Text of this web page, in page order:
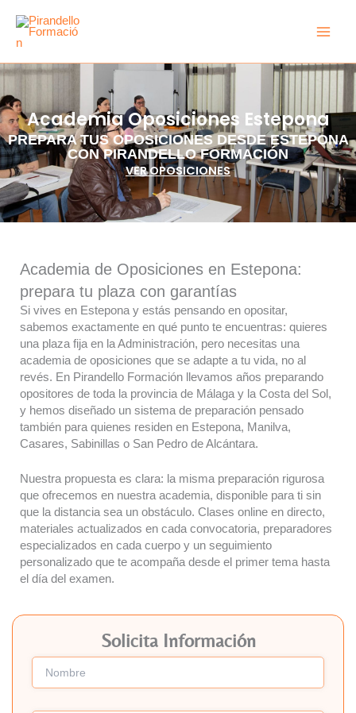
contenido
Academia Oposiciones Estepona
PREPARA TUS OPOSICIONES DESDE ESTEPONA
CON PIRANDELLO FORMACIÓN
VER OPOSICIONES
Academia de Oposiciones en Estepona:
prepara tu plaza con garantías
Si vives en Estepona y estás pensando en opositar,
sabemos exactamente en qué punto te encuentras: quieres
una plaza fija en la Administración, pero necesitas una
academia de oposiciones que se adapte a tu vida, no al
revés. En Pirandello Formación llevamos años preparando
opositores de toda la provincia de Málaga y la Costa del Sol,
y hemos diseñado un sistema de preparación pensado
también para quienes residen en Estepona, Manilva,
Casares, Sabinillas o San Pedro de Alcántara.
Nuestra propuesta es clara: la misma preparación rigurosa
que ofrecemos en nuestra academia, disponible para ti sin
que la distancia sea un obstáculo. Clases online en directo,
materiales actualizados en cada convocatoria, preparadores
especializados en cada cuerpo y un seguimiento
personalizado que te acompaña desde el primer tema hasta
el día del examen.
Solicita Información